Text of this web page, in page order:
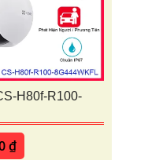
H80f-R100-
₫